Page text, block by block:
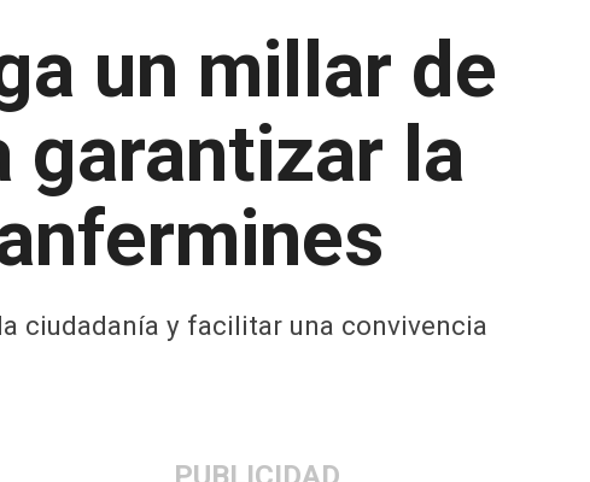
un millar de
garantizar la
ciudadanía y facilitar una convivencia